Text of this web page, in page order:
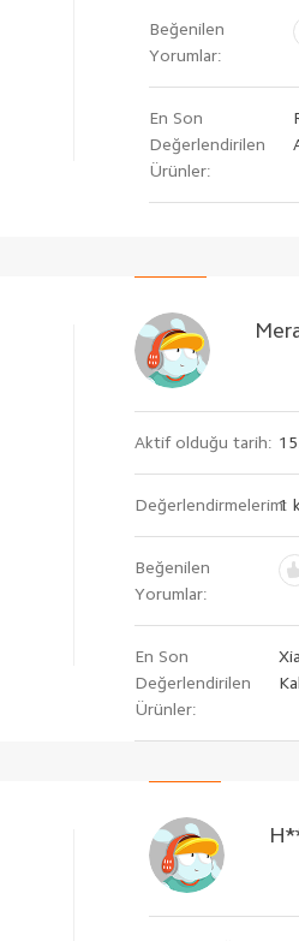
Beğenilen
Yorumlar:
En Son
Değerlendirilen
Ürünler:
Aktif olduğu tarih:
Değerlendirmelerim:
1
Beğenilen
Yorumlar:
En Son
Değerlendirilen
Ürünler: